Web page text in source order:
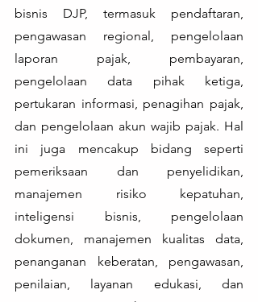
bisnis DJP, termasuk pendaftaran,
pengawasan regional, pengelolaan
laporan pajak, pembayaran,
pengelolaan data pihak ketiga,
pertukaran informasi, penagihan pajak,
dan pengelolaan akun wajib pajak. Hal
ini juga mencakup bidang seperti
pemeriksaan dan penyelidikan,
manajemen risiko kepatuhan,
inteligensi bisnis, pengelolaan
dokumen, manajemen kualitas data,
penanganan keberatan, pengawasan,
penilaian, layanan edukasi, dan